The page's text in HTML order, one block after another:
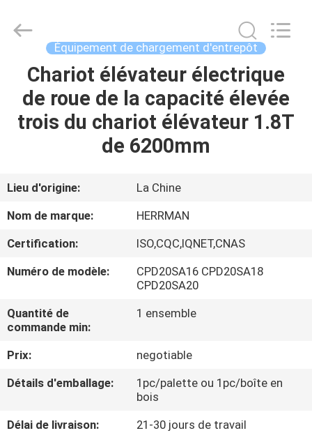
MAISON
PRODUITS
PROPOS
DE
NOUS
VISITE
D'USINE
CONTRÔLE
QUALITÉ
Co.,ltd.
Developed
Équipement de chargement d'entrepôt
Chariot élévateur électrique
de roue de la capacité élevée
trois du chariot élévateur 1.8T
de 6200mm
Lieu d'origine:
La Chine
Nom de marque:
HERRMAN
Certification:
ISO,CQC,IQNET,CNAS
Numéro de modèle:
CPD20SA16 CPD20SA18
CPD20SA20
Quantité de
commande min:
1 ensemble
Prix:
negotiable
Détails d'emballage:
1pc/palette ou 1pc/boîte en
bois
Délai de livraison:
21-30 jours de travail